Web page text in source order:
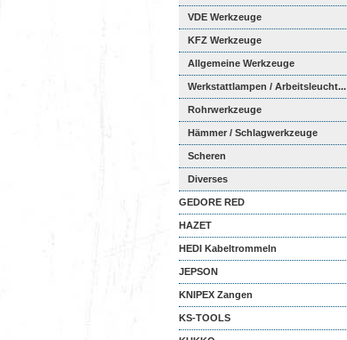
VDE Werkzeuge
KFZ Werkzeuge
Allgemeine Werkzeuge
Werkstattlampen / Arbeitsleucht...
Rohrwerkzeuge
Hämmer / Schlagwerkzeuge
Scheren
Diverses
GEDORE RED
HAZET
HEDI Kabeltrommeln
JEPSON
KNIPEX Zangen
KS-TOOLS